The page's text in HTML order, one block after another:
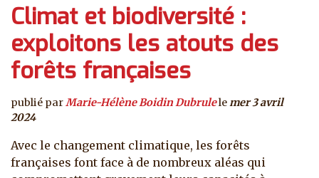
Climat et biodiversité :
exploitons les atouts des
forêts françaises
publié parMarie-Hélène Boidin Dubrulelemer 3 avril
2024
Avec le changement climatique, les forêts
françaises font face à de nombreux aléas qui